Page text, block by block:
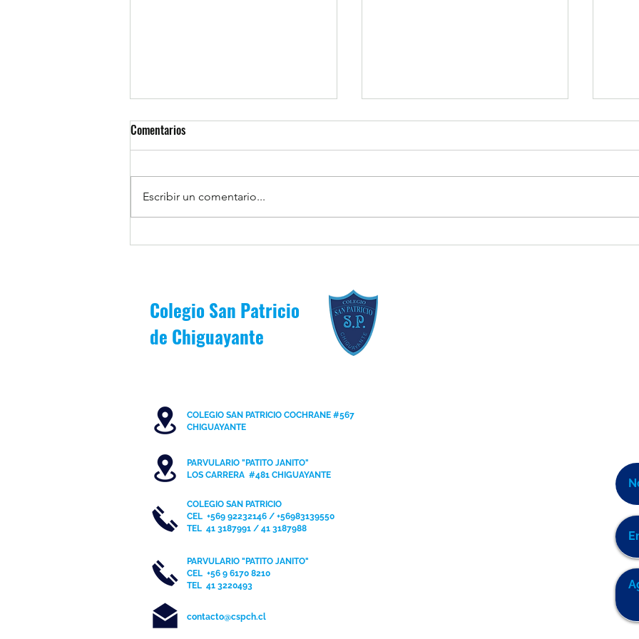
1MB es premiado por asistencia
Resumen de la Semana de la
Comentarios
Escribir un comentario...
Colegio San Patricio
de Chiguayante
COLEGIO SAN PATRICIO COCHRANE #567
CHIGUAYANTE
PARVULARIO "PATITO JANITO"
LOS CARRERA #481 CHIGUAYANTE
COLEGIO SAN PATRICIO
CEL +569 92232146 / +56983139550
TEL 41 3187991 / 41 3187988
PARVULARIO "PATITO JANITO"
CEL +56 9 6170 8210
TEL 41 3220493
contacto@cspch.cl